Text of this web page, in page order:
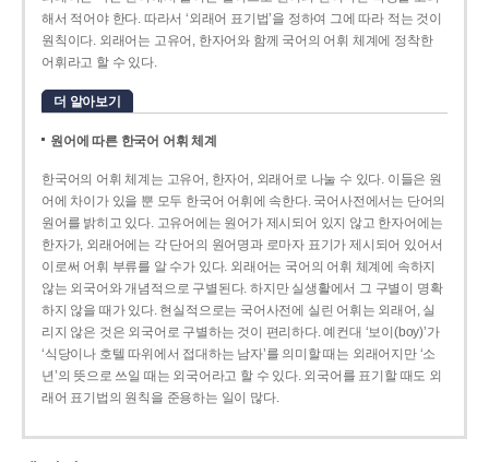
해서 적어야 한다. 따라서 ‘외래어 표기법’을 정하여 그에 따라 적는 것이
원칙이다. 외래어는 고유어, 한자어와 함께 국어의 어휘 체계에 정착한
어휘라고 할 수 있다.
더 알아보기
원어에 따른 한국어 어휘 체계
한국어의 어휘 체계는 고유어, 한자어, 외래어로 나눌 수 있다. 이들은 원
어에 차이가 있을 뿐 모두 한국어 어휘에 속한다. 국어사전에서는 단어의
원어를 밝히고 있다. 고유어에는 원어가 제시되어 있지 않고 한자어에는
한자가, 외래어에는 각 단어의 원어명과 로마자 표기가 제시되어 있어서
이로써 어휘 부류를 알 수가 있다. 외래어는 국어의 어휘 체계에 속하지
않는 외국어와 개념적으로 구별된다. 하지만 실생활에서 그 구별이 명확
하지 않을 때가 있다. 현실적으로는 국어사전에 실린 어휘는 외래어, 실
리지 않은 것은 외국어로 구별하는 것이 편리하다. 예컨대 ‘보이(boy)’가
‘식당이나 호텔 따위에서 접대하는 남자’를 의미할 때는 외래어지만 ‘소
년’의 뜻으로 쓰일 때는 외국어라고 할 수 있다. 외국어를 표기할 때도 외
래어 표기법의 원칙을 준용하는 일이 많다.